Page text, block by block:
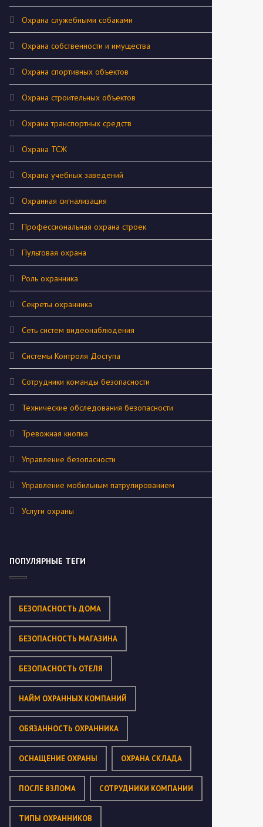
Охрана служебными собаками
Охрана собственности и имущества
Охрана спортивных объектов
Охрана строительных объектов
Охрана транспортных средств
Охрана ТСЖ
Охрана учебных заведений
Охранная сигнализация
Профессиональная охрана строек
Пультовая охрана
Роль охранника
Секреты охранника
Сеть систем видеонаблюдения
Системы Контроля Доступа
Сотрудники команды безопасности
Технические обследования безопасности
Тревожная кнопка
Управление безопасности
Управление мобильным патрулированием
Услуги охраны
ПОПУЛЯРНЫЕ ТЕГИ
БЕЗОПАСНОСТЬ ДОМА
БЕЗОПАСНОСТЬ МАГАЗИНА
БЕЗОПАСНОСТЬ ОТЕЛЯ
НАЙМ ОХРАННЫХ КОМПАНИЙ
ОБЯЗАННОСТЬ ОХРАННИКА
ОСНАЩЕНИЕ ОХРАНЫ ОХРАНА СКЛАДА
ПОСЛЕ ВЗЛОМА СОТРУДНИКИ КОМПАНИИ
ТИПЫ ОХРАННИКОВ